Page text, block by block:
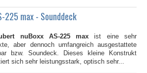
225 max - Sounddeck
nuBoxx AS-225 max ist eine sehr
aber dennoch umfangreich ausgestattete
bzw. Soundeck. Dieses kleine Konstrukt
sich sehr leistungsstark, optisch sehr...